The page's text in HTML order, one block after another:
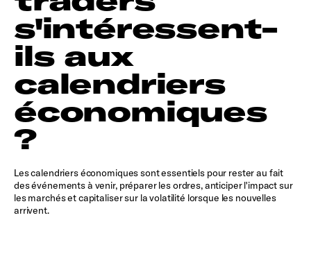
s'intéressent-
ils aux
calendriers
économiques
?
Les calendriers économiques sont essentiels pour rester au fait
des événements à venir, préparer les ordres, anticiper l'impact sur
les marchés et capitaliser sur la volatilité lorsque les nouvelles
arrivent.